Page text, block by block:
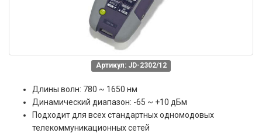
Артикул: JD-2302/12
Длины волн: 780 ~ 1650 нм
Динамический диапазон: -65 ~ +10 дБм
Подходит для всех стандартных одномодовых
телекоммуникационных сетей